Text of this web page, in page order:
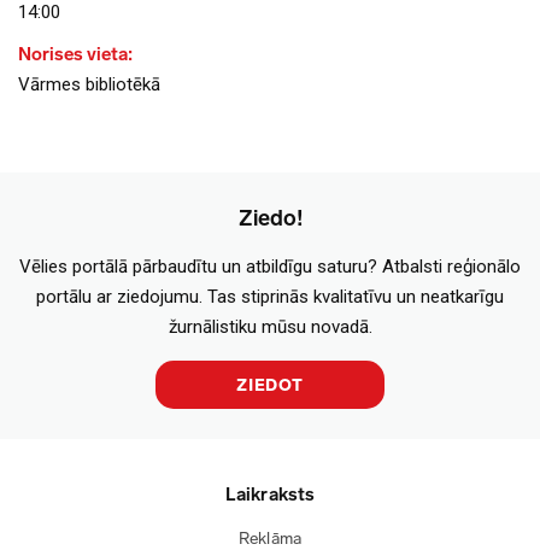
14:00
Norises vieta:
Vārmes bibliotēkā
Ziedo!
Vēlies portālā pārbaudītu un atbildīgu saturu? Atbalsti reģionālo
portālu ar ziedojumu. Tas stiprinās kvalitatīvu un neatkarīgu
žurnālistiku mūsu novadā.
ZIEDOT
Laikraksts
Reklāma